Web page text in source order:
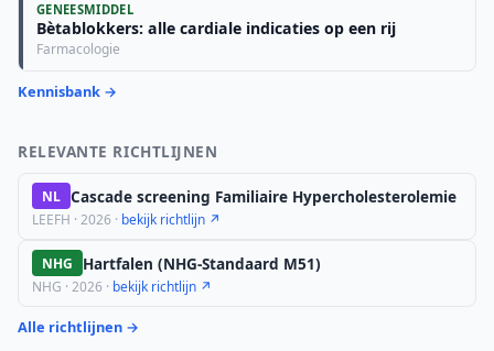
GENEESMIDDEL
Bètablokkers: alle cardiale indicaties op een rij
Farmacologie
Kennisbank →
RELEVANTE RICHTLIJNEN
NL Cascade screening Familiaire Hypercholesterolemie
LEEFH · 2026 · bekijk richtlijn ↗
NHG Hartfalen (NHG-Standaard M51)
NHG · 2026 · bekijk richtlijn ↗
Alle richtlijnen →